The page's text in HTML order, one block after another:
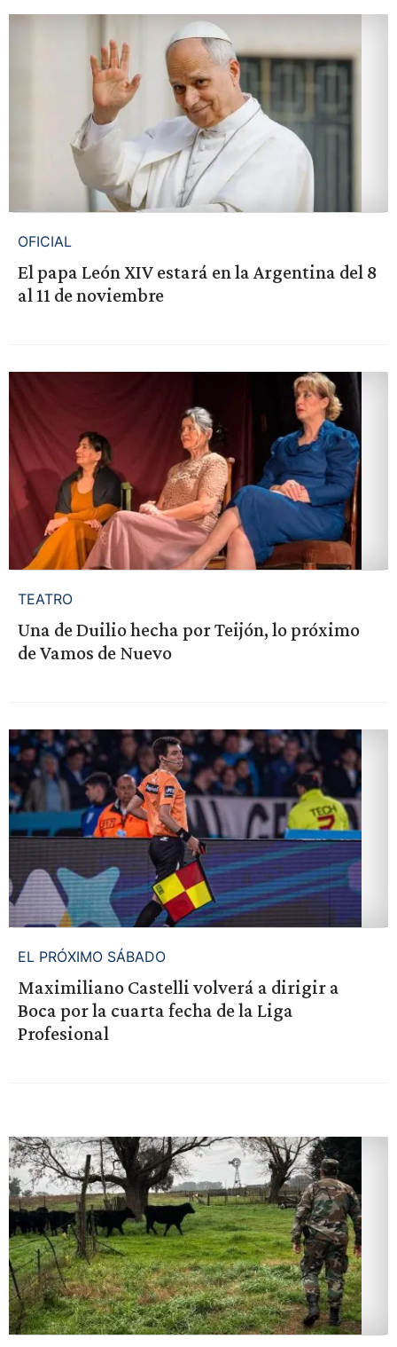
OFICIAL
El papa León XIV estará en la Argentina del 8
al 11 de noviembre
TEATRO
Una de Duilio hecha por Teijón, lo próximo
de Vamos de Nuevo
EL PRÓXIMO SÁBADO
Maximiliano Castelli volverá a dirigir a
Boca por la cuarta fecha de la Liga
Profesional